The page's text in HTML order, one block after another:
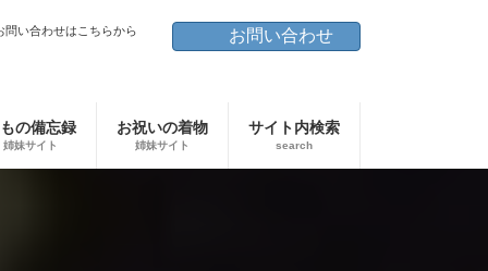
問い合わせはこちらから お問い合わせ
の備忘録
姉妹サイト
お祝いの着物
姉妹サイト
サイト内検索
search